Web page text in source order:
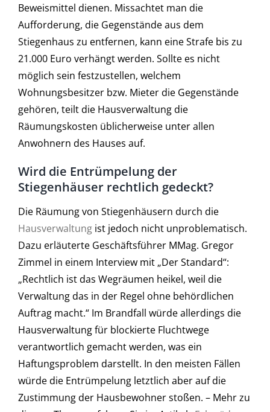
Beweismittel dienen. Missachtet man die
Aufforderung, die Gegenstände aus dem
Stiegenhaus zu entfernen, kann eine Strafe bis zu
21.000 Euro verhängt werden. Sollte es nicht
möglich sein festzustellen, welchem
Wohnungsbesitzer bzw. Mieter die Gegenstände
gehören, teilt die Hausverwaltung die
Räumungskosten üblicherweise unter allen
Anwohnern des Hauses auf.
Wird die Entrümpelung der
Stiegenhäuser rechtlich gedeckt?
Die Räumung von Stiegenhäusern durch die
Hausverwaltungist jedoch nicht unproblematisch.
Dazu erläuterte Geschäftsführer MMag. Gregor
Zimmel in einem Interview mit „Der Standard“:
„Rechtlich ist das Wegräumen heikel, weil die
Verwaltung das in der Regel ohne behördlichen
Auftrag macht.“ Im Brandfall würde allerdings die
Hausverwaltung für blockierte Fluchtwege
verantwortlich gemacht werden, was ein
Haftungsproblem darstellt. In den meisten Fällen
würde die Entrümpelung letztlich aber auf die
Zustimmung der Hausbewohner stoßen. – Mehr zu